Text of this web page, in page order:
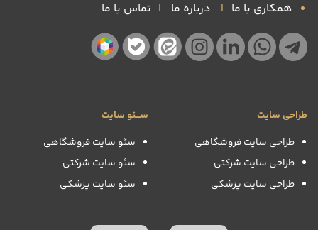
همکاری با ما | درباره ما | تماس با ما
طراحی سایت
طراحی سایت فروشگاهی
طراحی سایت شرکتی
طراحی سایت پزشکی
ســـئو سایت
سئو سایت فروشگاهی
سئو سایت شرکتی
سئو سایت پزشکی